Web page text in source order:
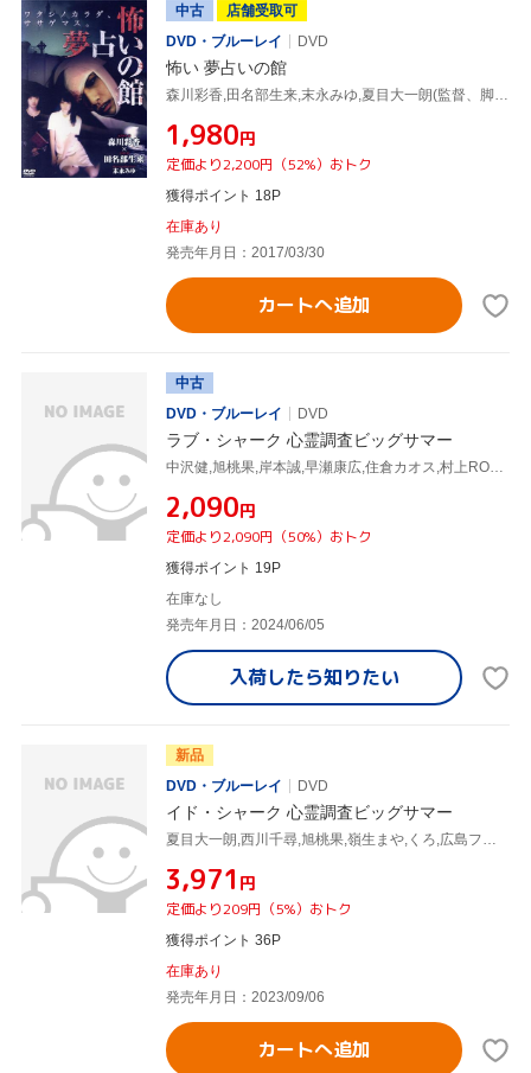
中古
店舗受取可
DVD・ブルーレイ
DVD
怖い 夢占いの館
森川彩香,田名部生来,末永みゆ,夏目大一朗(監督、脚本),高橋剛(音楽)
¥1,980円
定価より2,200円（52%）おトク
獲得ポイント 18P
在庫あり
発売年月日：2017/03/30
カートへ追加
中古
DVD・ブルーレイ
DVD
ラブ・シャーク 心霊調査ビッグサマー
中沢健,旭桃果,岸本誠,早瀬康広,住倉カオス,村上ROCK,氏神一番,夏目大一朗
¥2,090円
定価より2,090円（50%）おトク
獲得ポイント 19P
在庫なし
発売年月日：2024/06/05
入荷したら知りたい
新品
DVD・ブルーレイ
DVD
イド・シャーク 心霊調査ビッグサマー
夏目大一朗,西川千尋,旭桃果,嶺生まや,くろ,広島フレディ,ハニートラップ梅木,國澤一誠
¥3,971 円
定価より209円（5%）おトク
獲得ポイント 36P
在庫あり
発売年月日：2023/09/06
カートへ追加